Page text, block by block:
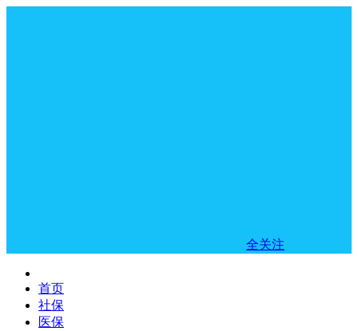
全关注
首页
社保
医保